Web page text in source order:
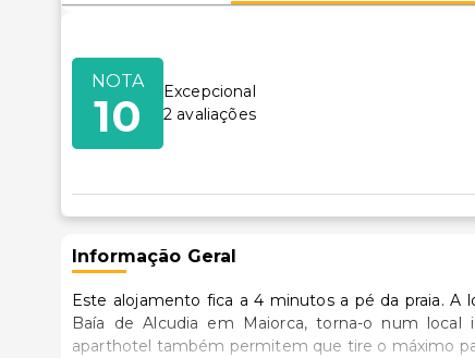
NOTA
10
Excepcional
2 avaliações
Informação Geral
Este alojamento fica a 4 minutos a pé da praia. A
Baía de Alcudia em Maiorca, torna-o num local
aparthotel também permitem que tire o máximo